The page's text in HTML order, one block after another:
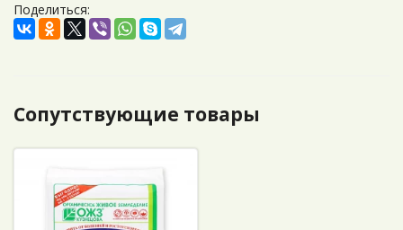
Поделиться:
Сопутствующие товары